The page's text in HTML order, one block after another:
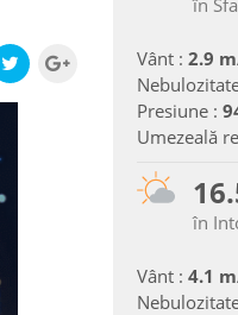
în
Vânt : 2.9
Presiune :
Umezeală
în
Vânt : 4.1